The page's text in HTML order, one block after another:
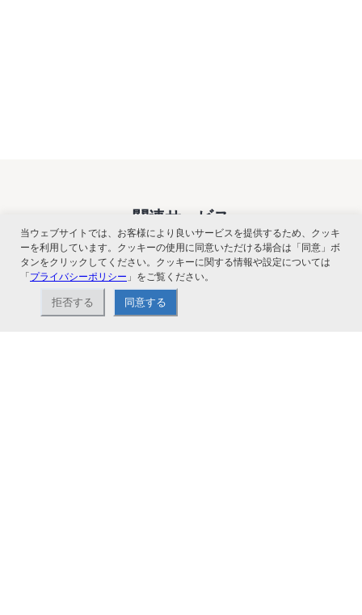
関連サービス
当ウェブサイトでは、お客様により良いサービスを提供するため、クッキ
ーを利用しています。クッキーの使用に同意いただける場合は「同意」ボ
タンをクリックしてください。クッキーに関する情報や設定については
「プライバシーポリシー 」をご覧ください。
拒否する 同意する